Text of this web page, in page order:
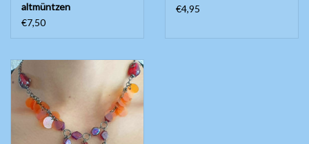
altmüntzen
€7,50
€4,95